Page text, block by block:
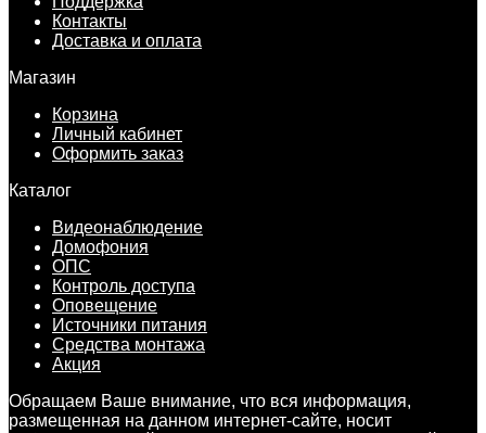
Контакты
Доставка и оплата
Магазин
Корзина
Личный кабинет
Оформить заказ
Каталог
Видеонаблюдение
Домофония
ОПС
Контроль доступа
Оповещение
Источники питания
Средства монтажа
Акция
Обращаем Ваше внимание, что вся информация,
размещенная на данном интернет-сайте, носит